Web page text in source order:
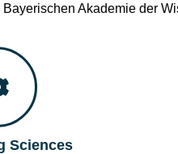
Akademie der
Sciences